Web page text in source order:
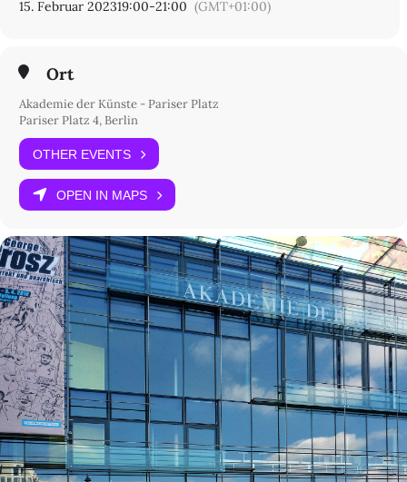
15. Februar 202319:00-21:00 (GMT+01:00)
Ort
Akademie der Künste - Pariser Platz
Pariser Platz 4, Berlin
OTHER EVENTS
OPEN IN MAPS